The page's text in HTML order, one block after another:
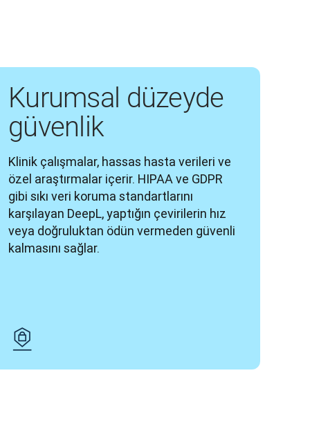
Kurumsal düzeyde
güvenlik
Klinik çalışmalar, hassas hasta verileri ve
özel araştırmalar içerir. HIPAA ve GDPR
gibi sıkı veri koruma standartlarını
karşılayan DeepL, yaptığın çevirilerin hız
veya doğruluktan ödün vermeden güvenli
kalmasını sağlar.